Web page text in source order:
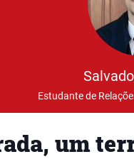
Estudante de
um